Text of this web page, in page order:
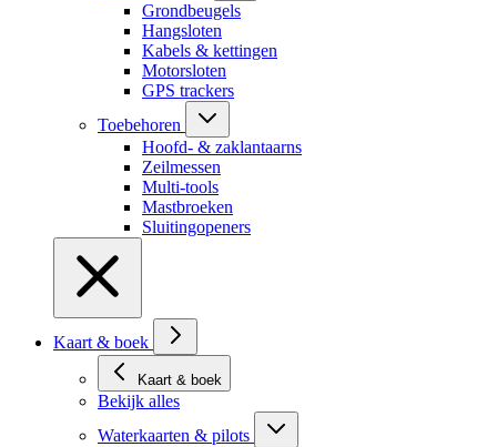
Grondbeugels
Hangsloten
Kabels & kettingen
Motorsloten
GPS trackers
Toebehoren
Hoofd- & zaklantaarns
Zeilmessen
Multi-tools
Mastbroeken
Sluitingopeners
Kaart & boek
Kaart & boek
Bekijk alles
Waterkaarten & pilots